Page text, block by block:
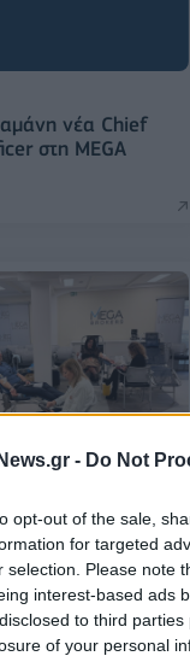
- Do Not
opt-out of the sale,
for targeted
selection. Please note
interest-based ads
to third
of your personal
νέα Chief
στη MEGA
Εθελοντική
τους εργαζομένους